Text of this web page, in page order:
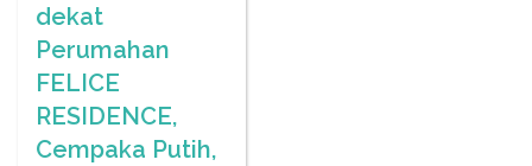
dekat
Perumahan
FELICE
RESIDENCE,
Cempaka Putih,